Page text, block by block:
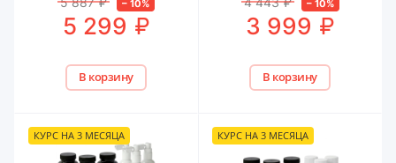
– 10%
5 299 ₽
В корзину
– 10%
3 999 ₽
В корзину
КУРС НА 3 МЕСЯЦА КУРС НА 3 МЕСЯЦА